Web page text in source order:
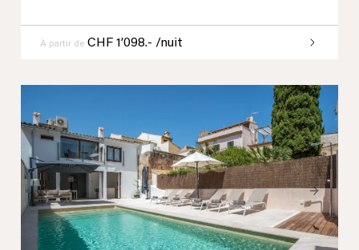
Previous Next
À partir de CHF 1’098.- /nuit